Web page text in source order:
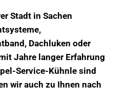
Stadt in Sachen
Dachluken oder
Jahre langer Erfahrung
Service-Kühnle sind
wir auch zu Ihnen nach